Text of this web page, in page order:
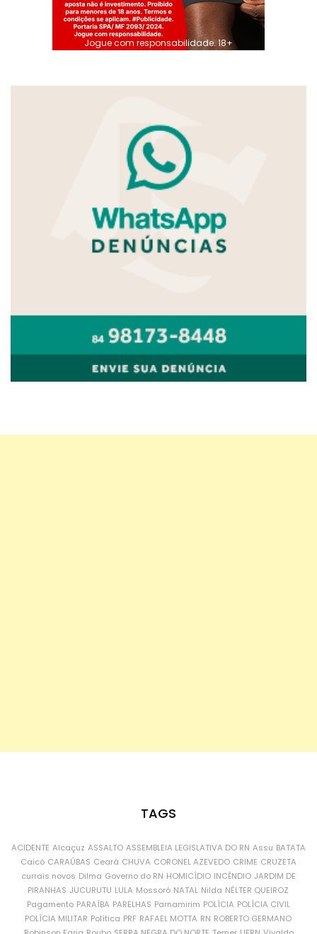
Jogue com responsabilidade. 18+
TAGS
ACIDENTE Alcaçuz ASSALTO ASSEMBLEIA LEGISLATIVA DO RN Assu BATATA
Caicó CARAÚBAS Ceará CHUVA CORONEL AZEVEDO CRIME CRUZETA
currais novos Dilma Governo do RN HOMICÍDIO INCÊNDIO JARDIM DE
PIRANHAS JUCURUTU LULA Mossoró NATAL Nilda NÉLTER QUEIROZ
Pagamento PARAÍBA PARELHAS Parnamirim POLÍCIA POLÍCIA CIVIL
POLÍCIA MILITAR Política PRF RAFAEL MOTTA RN ROBERTO GERMANO